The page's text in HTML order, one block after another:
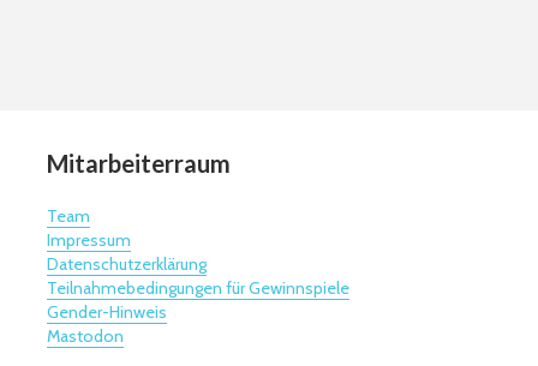
Mitarbeiterraum
Team
Impressum
Datenschutzerklärung
Teilnahmebedingungen für Gewinnspiele
Gender-Hinweis
Mastodon